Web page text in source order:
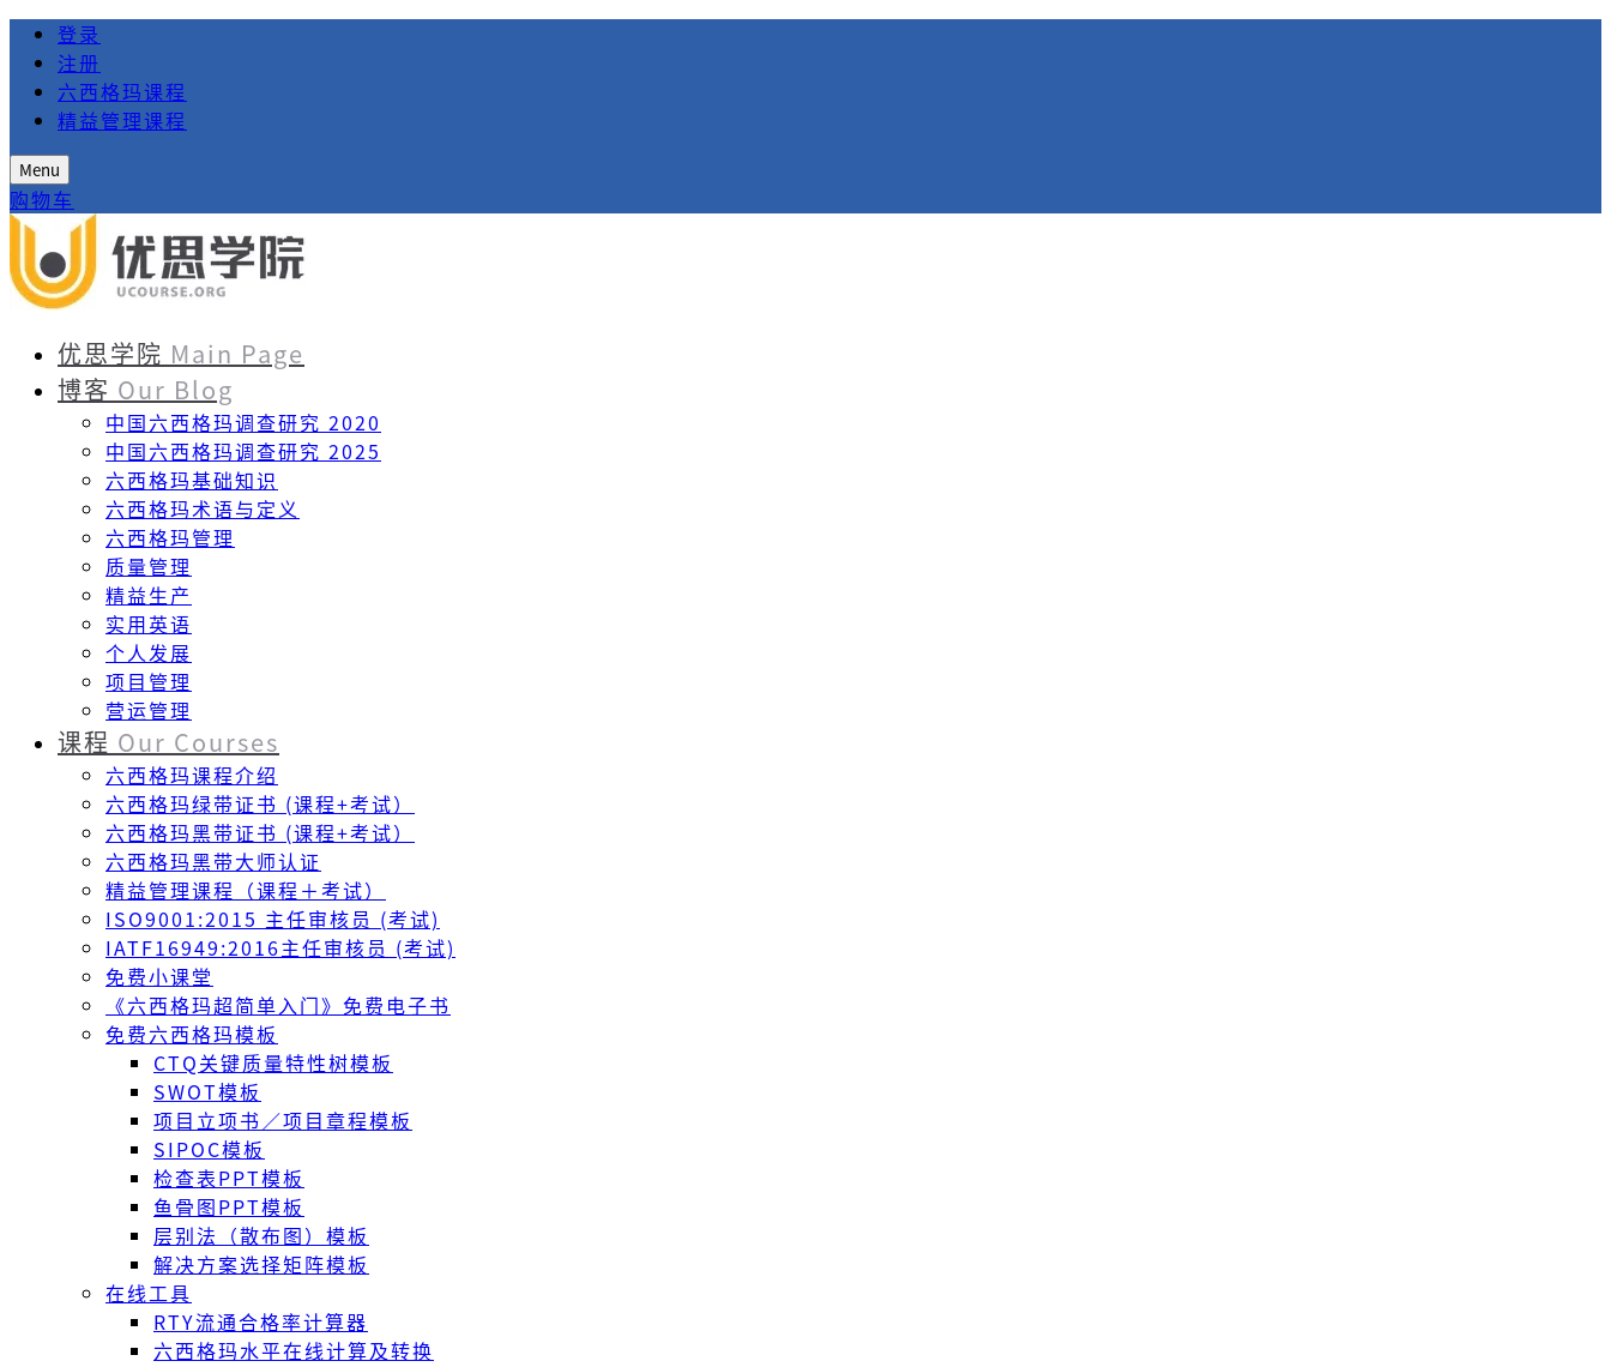
登录
注册
六西格玛课程
精益管理课程
Menu
购物车
优思学院 Main Page
博客 Our Blog
中国六西格玛调查研究 2020
中国六西格玛调查研究 2025
六西格玛基础知识
六西格玛术语与定义
六西格玛管理
质量管理
精益生产
实用英语
个人发展
项目管理
营运管理
课程 Our Courses
六西格玛课程介绍
六西格玛绿带证书 (课程+考试）
六西格玛黑带证书 (课程+考试）
六西格玛黑带大师认证
精益管理课程（课程＋考试）
ISO9001:2015 主任审核员 (考试)
IATF16949:2016主任审核员 (考试)
免费小课堂
《六西格玛超简单入门》免费电子书
免费六西格玛模板
CTQ关键质量特性树模板
SWOT模板
项目立项书／项目章程模板
SIPOC模板
检查表PPT模板
鱼骨图PPT模板
层别法（散布图）模板
解决方案选择矩阵模板
在线工具
RTY流通合格率计算器
六西格玛水平在线计算及转换